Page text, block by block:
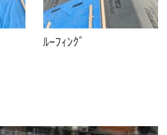
ﾙｰﾌｨﾝｸﾞ